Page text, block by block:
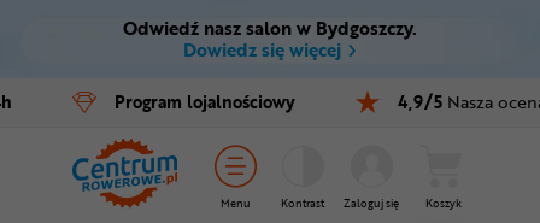
Ctrl M
Menu główne
Filtry
Odwiedź nasz salon w Bydgoszczy.
Dowiedz się więcej
Program lojalnościowy 4,9/5 Nasza
Menu Kontrast Zaloguj się Koszyk
Rowery
E-bike
Części